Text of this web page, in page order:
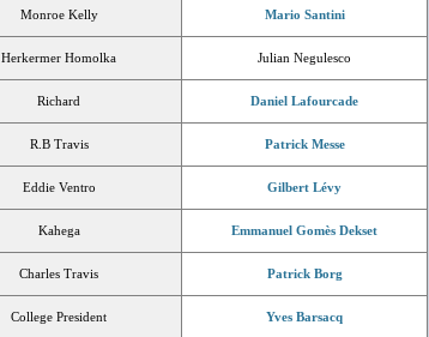
Monroe Kelly Mario Santini
Herkermer Homolka Julian Negulesco
Richard Daniel Lafourcade
R.B Travis Patrick Messe
Eddie Ventro Gilbert Lévy
Kahega Emmanuel Gomès Dekset
Charles Travis Patrick Borg
College President Yves Barsacq